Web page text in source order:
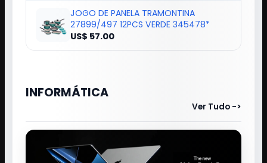
JOGO DE PANELA TRAMONTINA
27899/497 12PCS VERDE 345478*
US$ 57.00
INFORMÁTICA
Ver Tudo ->